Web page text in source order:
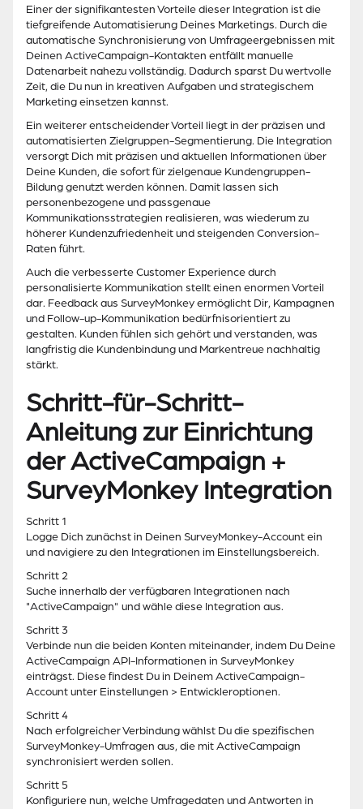
Einer der signifikantesten Vorteile dieser Integration ist die
tiefgreifende Automatisierung Deines Marketings. Durch die
automatische Synchronisierung von Umfrageergebnissen mit
Deinen ActiveCampaign-Kontakten entfällt manuelle
Datenarbeit nahezu vollständig. Dadurch sparst Du wertvolle
Zeit, die Du nun in kreativen Aufgaben und strategischem
Marketing einsetzen kannst.
Ein weiterer entscheidender Vorteil liegt in der präzisen und
automatisierten Zielgruppen-Segmentierung. Die Integration
versorgt Dich mit präzisen und aktuellen Informationen über
Deine Kunden, die sofort für zielgenaue Kundengruppen-
Bildung genutzt werden können. Damit lassen sich
personenbezogene und passgenaue
Kommunikationsstrategien realisieren, was wiederum zu
höherer Kundenzufriedenheit und steigenden Conversion-
Raten führt.
Auch die verbesserte Customer Experience durch
personalisierte Kommunikation stellt einen enormen Vorteil
dar. Feedback aus SurveyMonkey ermöglicht Dir, Kampagnen
und Follow-up-Kommunikation bedürfnisorientiert zu
gestalten. Kunden fühlen sich gehört und verstanden, was
langfristig die Kundenbindung und Markentreue nachhaltig
stärkt.
Schritt-für-Schritt-
Anleitung zur Einrichtung
der ActiveCampaign +
SurveyMonkey Integration
Schritt 1
Logge Dich zunächst in Deinen SurveyMonkey-Account ein
und navigiere zu den Integrationen im Einstellungsbereich.
Schritt 2
Suche innerhalb der verfügbaren Integrationen nach
"ActiveCampaign" und wähle diese Integration aus.
Schritt 3
Verbinde nun die beiden Konten miteinander, indem Du Deine
ActiveCampaign API-Informationen in SurveyMonkey
einträgst. Diese findest Du in Deinem ActiveCampaign-
Account unter Einstellungen > Entwickleroptionen.
Schritt 4
Nach erfolgreicher Verbindung wählst Du die spezifischen
SurveyMonkey-Umfragen aus, die mit ActiveCampaign
synchronisiert werden sollen.
Schritt 5
Konfiguriere nun, welche Umfragedaten und Antworten in